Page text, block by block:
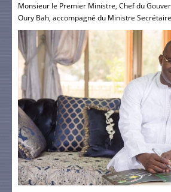
Monsieur le Premier Ministre, Chef du
Oury Bah, accompagné du Ministre